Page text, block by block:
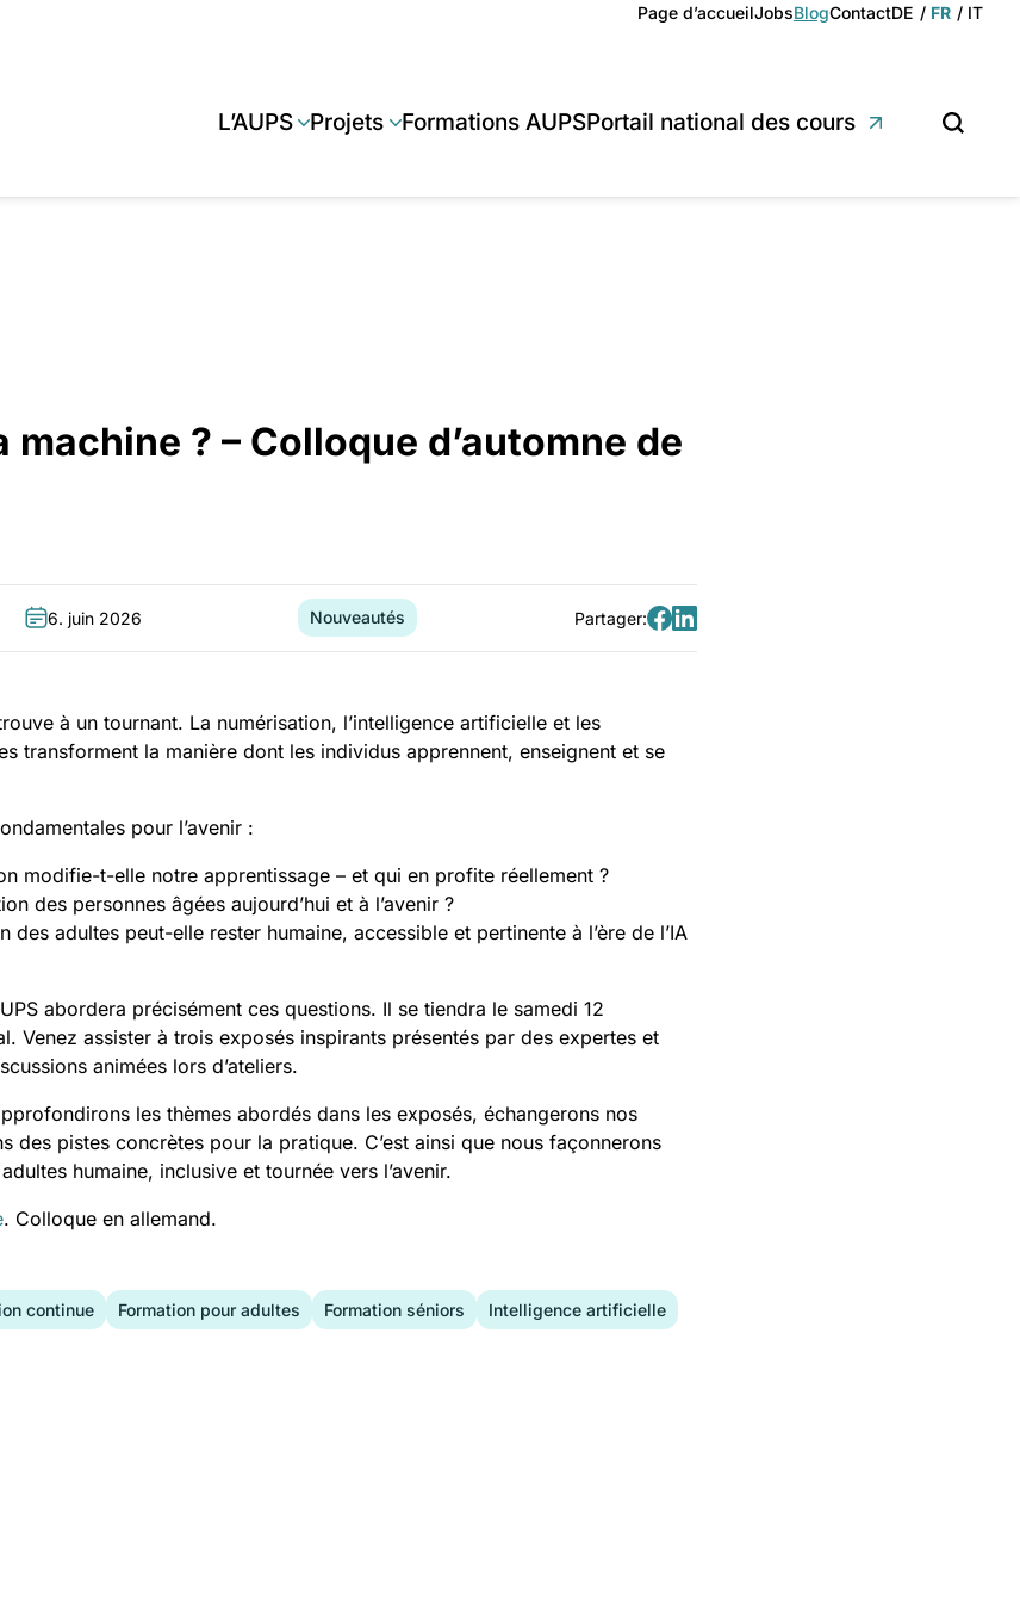
Page d’accueilJobsBlogContactDeutsch
DE Français
FR IT
L’AUPS Projets Formations AUPSPortail national des cours
machine ? – Colloque d’automne de
Date:
6. juin 2026
Catégorie:
Nouveautés
Partager:
à un tournant. La numérisation, l’intelligence artificielle et les
transforment la manière dont les individus apprennent, enseignent et se
pour l’avenir :
modifie-t-elle notre apprentissage – et qui en profite réellement ?
des personnes âgées aujourd’hui et à l’avenir ?
des adultes peut-elle rester humaine, accessible et pertinente à l’ère de l’IA
abordera précisément ces questions. Il se tiendra le samedi 12
Venez assister à trois exposés inspirants présentés par des expertes et
animées lors d’ateliers.
les thèmes abordés dans les exposés, échangerons nos
des pistes concrètes pour la pratique. C’est ainsi que nous façonnerons
humaine, inclusive et tournée vers l’avenir.
. Colloque en allemand.
continue Formation pour adultes Formation séniors
Intelligence artificielle